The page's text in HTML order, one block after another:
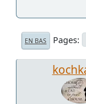
EN BAS Pages